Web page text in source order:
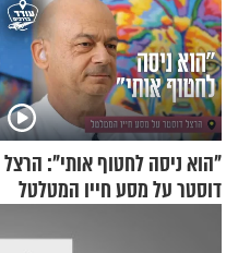
"הוא ניסה לחטוף אותי": הרצל
דוסטר על מסע חייו המטלטל